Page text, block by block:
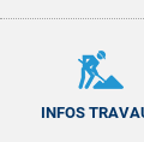
INFOS